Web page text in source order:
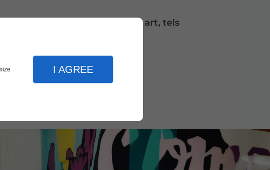
I AGREE
pratique et perfectionner mon art, tels